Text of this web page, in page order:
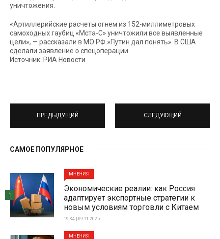
уничтожения.
«Артиллерийские расчеты огнем из 152-миллиметровых
самоходных гаубиц «Мста-С» уничтожили все выявленные
цели», — рассказали в МО РФ.»Путин дал понять». В США
сделали заявление о спецоперации
Источник: РИА Новости
ПРЕДЫДУЩИЙ СЛЕДУЮЩИЙ
САМОЕ ПОПУЛЯРНОЕ
МНЕНИЯ
Экономические реалии: как Россия
адаптирует экспортные стратегии к
новым условиям торговли с Китаем
19:34 | 09-11-2025
1
МНЕНИЯ